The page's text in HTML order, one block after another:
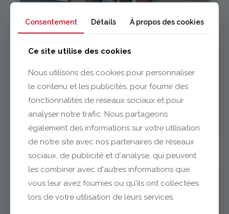
contact@gabriel-sa.fr
Clermont-Ferrand
04 73 42 18 38
Consentement Détails À propos des cookies
Ce site utilise des cookies
Nous utilisons des cookies pour personnaliser
le contenu et les publicités, pour fournir des
fonctionnalités de réseaux sociaux et pour
analyser notre trafic. Nous partageons
également des informations sur votre utilisation
de notre site avec nos partenaires de réseaux
sociaux, de publicité et d'analyse, qui peuvent
les combiner avec d'autres informations que
vous leur avez fournies ou qu'ils ont collectées
lors de votre utilisation de leurs services.